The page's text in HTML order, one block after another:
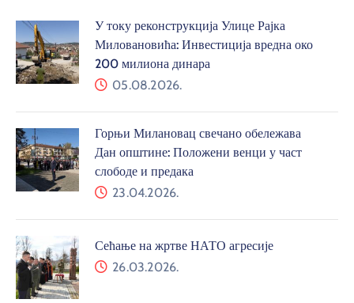
У току реконструкција Улице Рајка
Миловановића: Инвестиција вредна око
200 милиона динара
05.08.2026.
Горњи Милановац свечано обележава
Дан општине: Положени венци у част
слободе и предака
23.04.2026.
Сећање на жртве НАТО агресије
26.03.2026.